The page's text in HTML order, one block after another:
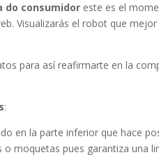
do consumidor este es el
Visualizarás el robot que
para así reafirmarte en la
:
en la parte inferior que hace
moquetas pues garantiza una